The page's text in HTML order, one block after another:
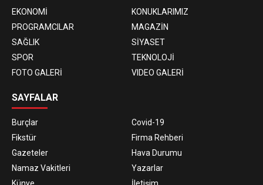
EKONOMİ
KONUKLARIMIZ
PROGRAMCILAR
MAGAZİN
SAĞLIK
SİYASET
SPOR
TEKNOLOJİ
FOTO GALERİ
VIDEO GALERİ
SAYFALAR
Burçlar
Covid-19
Fikstür
Firma Rehberi
Gazeteler
Hava Durumu
Namaz Vakitleri
Yazarlar